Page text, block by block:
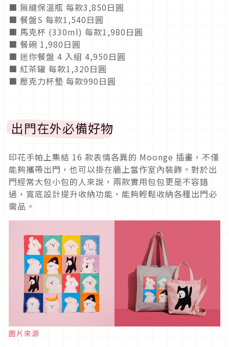
■ 無縫保溫瓶 每款3,850日圓
■ 餐盤S 每款1,540日圓
■ 馬克杯 (330ml) 每款1,980日圓
■ 餐碗 1,980日圓
■ 迷你餐盤 4 入組 4,950日圓
■ 紅茶罐 每款1,320日圓
■ 壓克力杯墊 每款990日圓
出門在外必備好物
印花手帕上集結 16 款表情各異的 Moonge 插畫，不僅
能夠攜帶出門，也可以掛在牆上當作室內裝飾。對於出
門經常大包小包的人來說，兩款實用包包更是不容錯
過，寬底設計提升收納功能，能夠輕鬆收納各種出門必
需品。
圖片來源